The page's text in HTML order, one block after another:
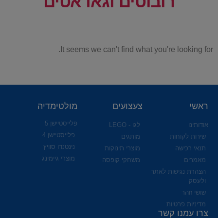
It seems we can't find what you're looking for.
ראשי
אודותינו
שירות לקוחות
תנאי רכישה
מאמרים
הצהרת נגישות לאתר
ולעסק
שושי זוהר
מדיניות פרטיות
צעצועים
לגו - LEGO
מותגים
מוצרי תינוקות
משחקי קופסה
מולטימדיה
פלייסטיישן 5
פלייסטיישן 4
נינטנדו סוויץ
מוצרי גיימינג
צרו עמנו קשר